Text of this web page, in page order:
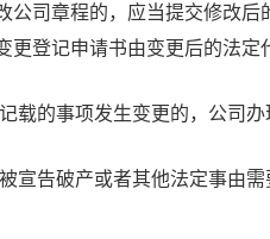
公司章程的，应当提交修改后
更登记申请书由变更后的法定
载的事项发生变更的，公司
宣告破产或者其他法定事由